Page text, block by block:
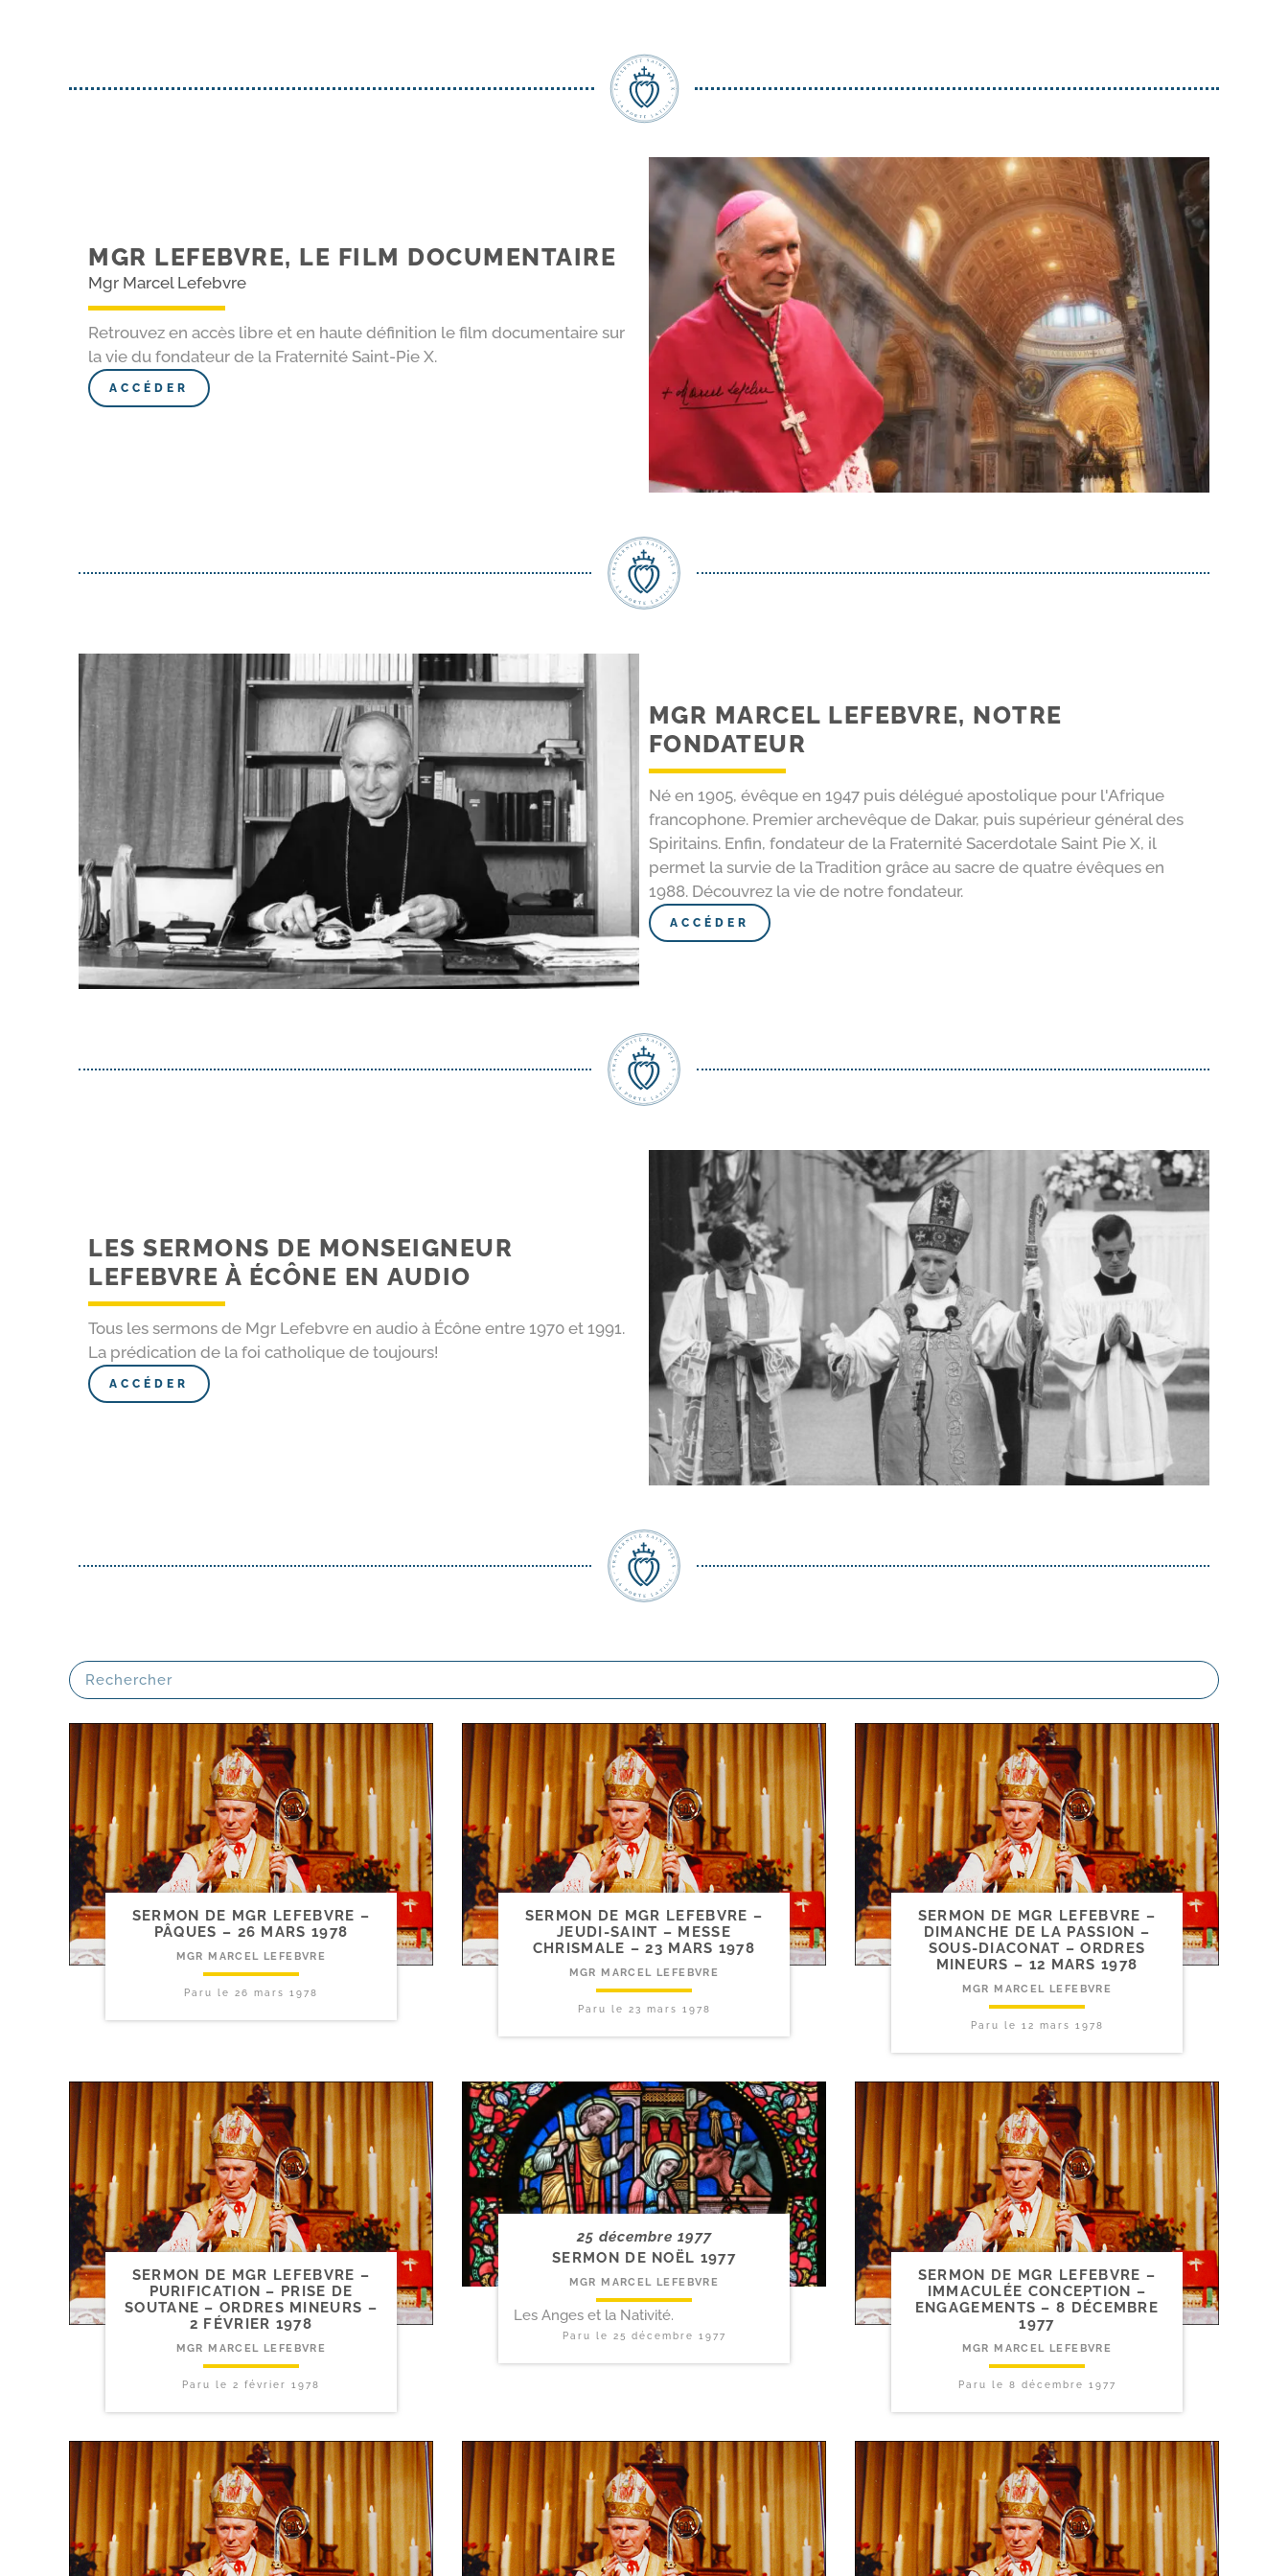
MGR LEFEBVRE, LE FILM DOCUMENTAIRE
Mgr Marcel Lefebvre
Retrouvez en accès libre et en haute définition le film documentaire sur
la vie du fondateur de la Fraternité Saint-Pie X.
ACCÉDER
MGR MARCEL LEFEBVRE, NOTRE
FONDATEUR
Né en 1905, évêque en 1947 puis délégué apostolique pour l'Afrique
francophone. Premier archevêque de Dakar, puis supérieur général des
Spiritains. Enfin, fondateur de la Fraternité Sacerdotale Saint Pie X, il
permet la survie de la Tradition grâce au sacre de quatre évêques en
1988. Découvrez la vie de notre fondateur.
ACCÉDER
LES SERMONS DE MONSEIGNEUR
LEFEBVRE À ÉCÔNE EN AUDIO
Tous les sermons de Mgr Lefebvre en audio à Écône entre 1970 et 1991.
La prédication de la foi catholique de toujours!
ACCÉDER
SERMON DE MGR LEFEBVRE –
PÂQUES – 26 MARS 1978
MGR MARCEL LEFEBVRE
Paru le 26 mars 1978
SERMON DE MGR LEFEBVRE –
JEUDI-​SAINT – MESSE
CHRISMALE – 23 MARS 1978
MGR MARCEL LEFEBVRE
Paru le 23 mars 1978
SERMON DE MGR LEFEBVRE –
DIMANCHE DE LA PASSION –
SOUS-​DIACONAT – ORDRES
MINEURS – 12 MARS 1978
MGR MARCEL LEFEBVRE
Paru le 12 mars 1978
SERMON DE MGR LEFEBVRE –
PURIFICATION – PRISE DE
SOUTANE – ORDRES MINEURS –
2 FÉVRIER 1978
MGR MARCEL LEFEBVRE
Paru le 2 février 1978
25 décembre 1977
SERMON DE NOËL 1977
MGR MARCEL LEFEBVRE
Les Anges et la Nativité.
Paru le 25 décembre 1977
SERMON DE MGR LEFEBVRE –
IMMACULÉE CONCEPTION –
ENGAGEMENTS – 8 DÉCEMBRE
1977
MGR MARCEL LEFEBVRE
Paru le 8 décembre 1977